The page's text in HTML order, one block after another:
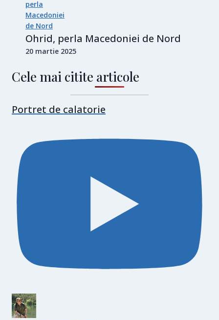
Ohrid, perla Macedoniei de Nord
20 martie 2025
Cele mai citite articole
Portret de calatorie